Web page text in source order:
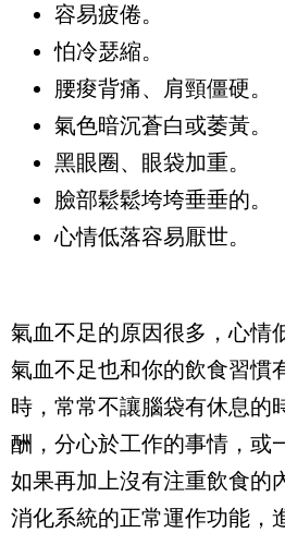
容易疲倦。
怕冷瑟縮。
腰痠背痛、肩頸僵硬。
氣色暗沉蒼白或萎黃。
黑眼圈、眼袋加重。
臉部鬆鬆垮垮垂垂的。
心情低落容易厭世。
氣血不足的原因很多，心情
氣血不足也和你的飲食習慣
時，常常不讓腦袋有休息的
酬，分心於工作的事情，或
如果再加上沒有注重飲食的
消化系統的正常運作功能，